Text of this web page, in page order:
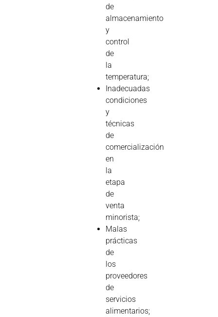
de
almacenamiento
y
control
de
la
temperatura;
Inadecuadas
condiciones
y
técnicas
de
comercialización
en
la
etapa
de
venta
minorista;
Malas
prácticas
de
los
proveedores
de
servicios
alimentarios;